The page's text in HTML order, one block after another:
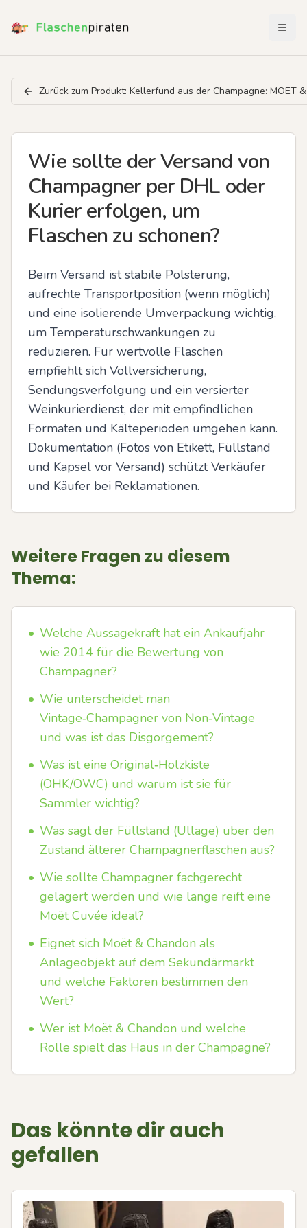
Zurück zum Produkt: Kellerfund aus der Champagne: MOËT
Wie sollte der Versand von
Champagner per DHL oder
Kurier erfolgen, um
Flaschen zu schonen?
Beim Versand ist stabile Polsterung,
aufrechte Transportposition (wenn möglich)
und eine isolierende Umverpackung wichtig,
um Temperaturschwankungen zu
reduzieren. Für wertvolle Flaschen
empfiehlt sich Vollversicherung,
Sendungsverfolgung und ein versierter
Weinkurierdienst, der mit empfindlichen
Formaten und Kälteperioden umgehen kann.
Dokumentation (Fotos von Etikett, Füllstand
und Kapsel vor Versand) schützt Verkäufer
und Käufer bei Reklamationen.
Weitere Fragen zu diesem
Thema:
• Welche Aussagekraft hat ein Ankaufjahr
wie 2014 für die Bewertung von
Champagner?
• Wie unterscheidet man
Vintage‑Champagner von Non‑Vintage
und was ist das Disgorgement?
• Was ist eine Original‑Holzkiste
(OHK/OWC) und warum ist sie für
Sammler wichtig?
• Was sagt der Füllstand (Ullage) über den
Zustand älterer Champagnerflaschen aus?
• Wie sollte Champagner fachgerecht
gelagert werden und wie lange reift eine
Moët Cuvée ideal?
• Eignet sich Moët & Chandon als
Anlageobjekt auf dem Sekundärmarkt
und welche Faktoren bestimmen den
Wert?
• Wer ist Moët & Chandon und welche
Rolle spielt das Haus in der Champagne?
Das könnte dir auch
gefallen